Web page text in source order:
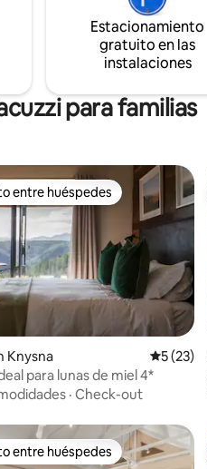
Estacionamiento
gratuito en las
instalaciones
para familias
de 5, 48 reseñas
huéspedes preferido
entre huéspedes
Knysna
5 (23)
para lunas de miel 4*
· Check-out
huéspedes preferido
entre huéspedes